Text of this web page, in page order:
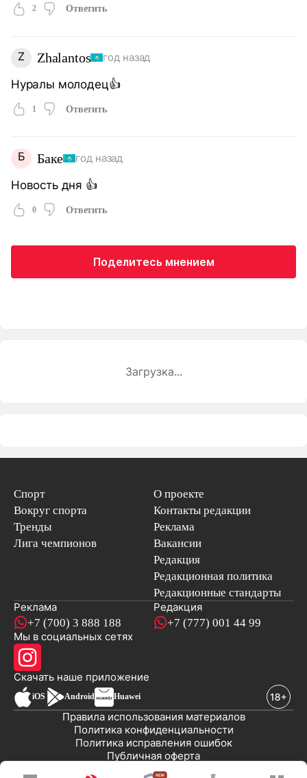
2 Ответить
Z Zhalantos год назад
Нуралы молодец👍
1 Ответить
Б Баке год назад
Новость дня 👍
0 Ответить
Поделитесь мнением
Загрузка...
Спорт
Вокруг спорта
Тренды
Лига чемпионов
О проекте
Контакты редакции
Реклама
Вакансии
Редакция
Редакционная политика
Редакционные стандарты
Реклама
+7 (700) 3 888 188
Редакция
+7 (777) 001 44 99
Мы в социальных сетях
Скачать наше приложениеновостей
iOS Android Huawei
Публичная оферта
Политика исправления ошибок
Политика конфиденциальности
Правила использования материалов
© 2008-2026 ТОО «EML»